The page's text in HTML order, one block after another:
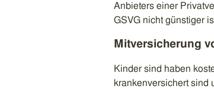
Anbieters einer
GSVG nicht günstiger
Mitversicherung
Kinder sind haben
krankenversichert sind